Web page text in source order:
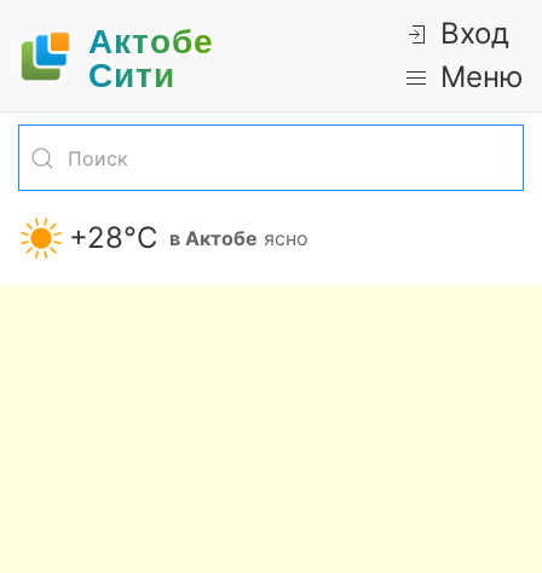
Актобе
Cити
Вход
Меню
+28°С в Актобе ясно